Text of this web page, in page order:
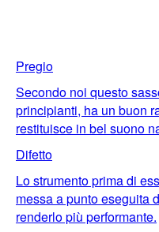
Pregio
Secondo noi questo
principianti, ha un buon
restituisce in bel suono
Difetto
Lo strumento prima di
messa a punto eseguita
renderlo più performante.